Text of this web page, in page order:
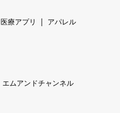
医療アプリ
アパレル
エムアンドチャンネル